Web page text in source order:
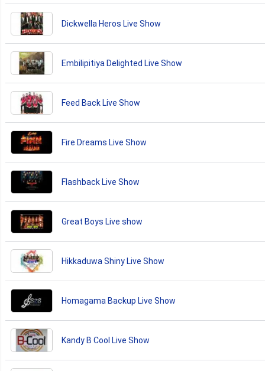
Dickwella Heros Live Show
Embilipitiya Delighted Live Show
Feed Back Live Show
Fire Dreams Live Show
Flashback Live Show
Great Boys Live show
Hikkaduwa Shiny Live Show
Homagama Backup Live Show
Kandy B Cool Live Show